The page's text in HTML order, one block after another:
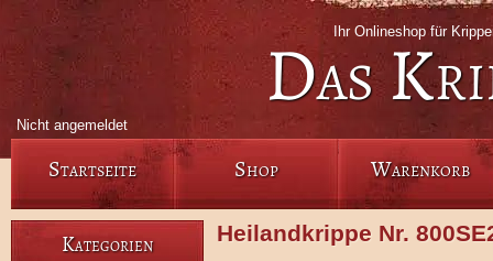
Ihr Onlineshop für
Das
Nicht angemeldet
Startseite Shop Warenkorb
Kategorien Heilandkrippe Nr.